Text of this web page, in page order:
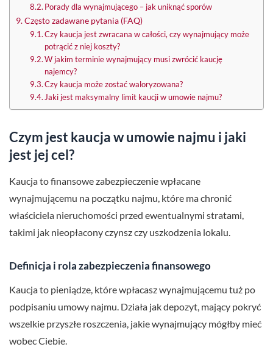
Porady dla wynajmującego – jak uniknąć sporów
Często zadawane pytania (FAQ)
Czy kaucja jest zwracana w całości, czy wynajmujący może
potrącić z niej koszty?
W jakim terminie wynajmujący musi zwrócić kaucję
najemcy?
Czy kaucja może zostać waloryzowana?
Jaki jest maksymalny limit kaucji w umowie najmu?
Czym jest kaucja w umowie najmu i jaki
jest jej cel?
Kaucja to finansowe zabezpieczenie wpłacane
wynajmującemu na początku najmu, które ma chronić
właściciela nieruchomości przed ewentualnymi stratami,
takimi jak nieopłacony czynsz czy uszkodzenia lokalu.
Definicja i rola zabezpieczenia finansowego
Kaucja to pieniądze, które wpłacasz wynajmującemu tuż po
podpisaniu umowy najmu. Działa jak depozyt, mający pokryć
wszelkie przyszłe roszczenia, jakie wynajmujący mógłby mieć
wobec Ciebie.